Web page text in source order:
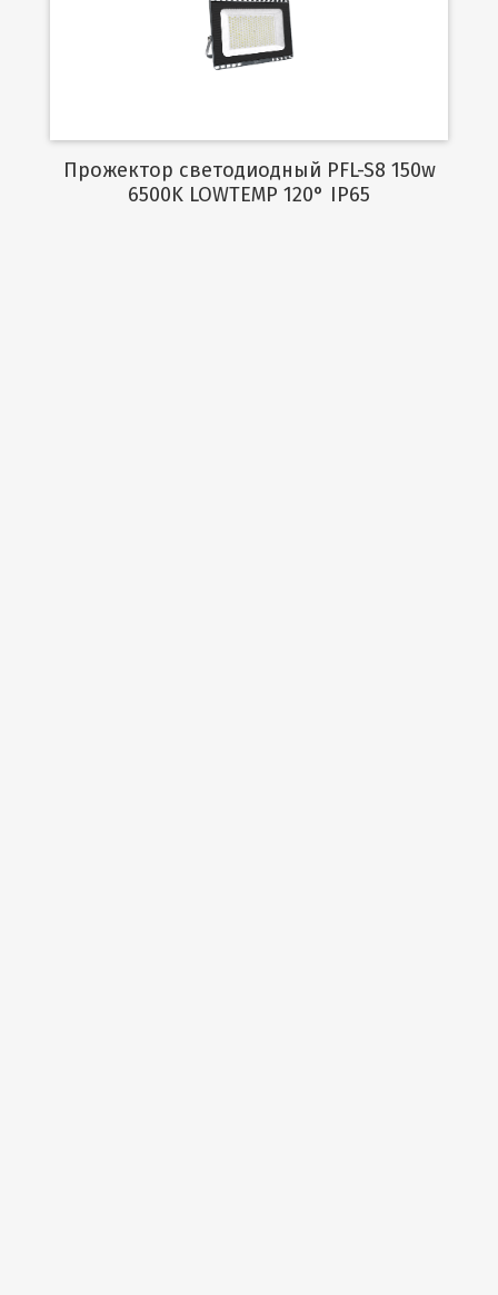
Подробнее
Прожектор светодиодный PFL-S8 150w
6500K LOWTEMP 120° IP65